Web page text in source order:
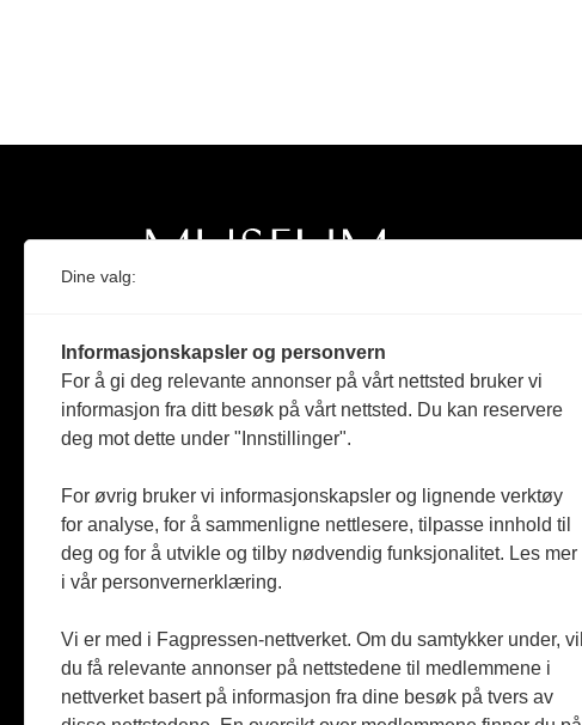
Medlem i Norsk tidsskriftforening og
Fagpressen
Støttet av Kulturrådet og Norges
Følger Redaktørplakaten og Vær Varsom-
plakaten
Dine valg:
Informasjonskapsler og personvern
For å gi deg relevante annonser på vårt nettsted bruker vi
informasjon fra ditt besøk på vårt nettsted. Du kan reservere
deg mot dette under "Innstillinger".
For øvrig bruker vi informasjonskapsler og lignende verktøy
for analyse, for å sammenligne nettlesere, tilpasse innhold til
deg og for å utvikle og tilby nødvendig funksjonalitet. Les mer
i vår personvernerklæring.
Vi er med i Fagpressen-nettverket. Om du samtykker under, vil
du få relevante annonser på nettstedene til medlemmene i
nettverket basert på informasjon fra dine besøk på tvers av